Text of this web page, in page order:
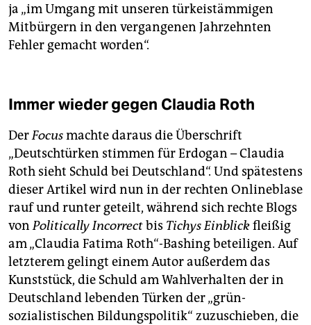
ja „im Umgang mit unseren türkeistämmigen
Mitbürgern in den vergangenen Jahrzehnten
Fehler gemacht worden“.
Immer wieder gegen Claudia Roth
DerFocusmachte daraus die Überschrift
„Deutschtürken stimmen für Erdogan – Claudia
Roth sieht Schuld bei Deutschland“. Und spätestens
dieser Artikel wird nun in der rechten Onlineblase
rauf und runter geteilt, während sich rechte Blogs
vonPolitically Incorrectbis Tichys Einblickfleißig
am „Claudia Fatima Roth“-Bashing beteiligen. Auf
letzterem gelingt einem Autor außerdem das
Kunststück, die Schuld am Wahlverhalten der in
Deutschland lebenden Türken der „grün-
sozialistischen Bildungspolitik“ zuzuschieben, die